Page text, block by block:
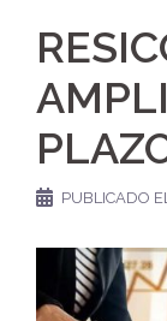
PUBLICADO